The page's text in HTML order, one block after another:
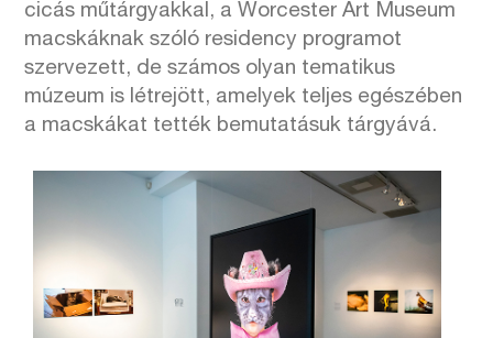
cicás műtárgyakkal, a Worcester Art Museum
macskáknak szóló residency programot
szervezett, de számos olyan tematikus
múzeum is létrejött, amelyek teljes egészében
a macskákat tették bemutatásuk tárgyává.